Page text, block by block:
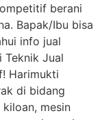
berani
Bapak/Ibu bisa
info jual
Teknik Jual
Harimukti
di bidang
mesin